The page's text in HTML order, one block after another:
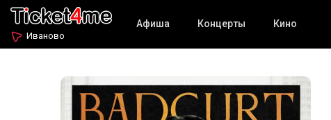
Иваново
Афиша Концерты Кино